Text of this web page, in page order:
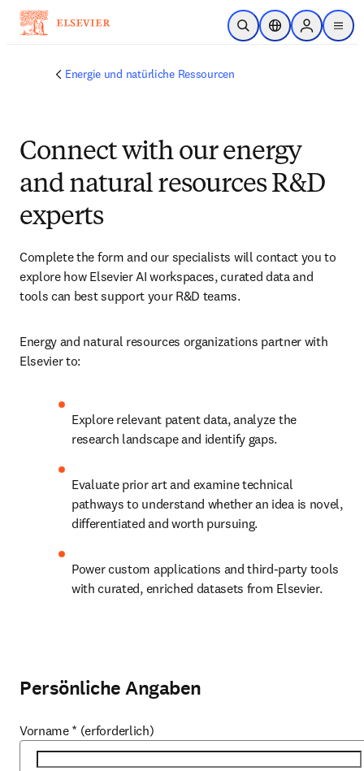
Zum Hauptinhalt wechseln
Suche öffnenStandortauswahl
Sign in to
menu
Energie und natürliche Ressourcen
Connect with our energy
and natural resources R&D
experts
Complete the form and our specialists will contact you to
explore how Elsevier AI workspaces, curated data and
tools can best support your R&D teams.
Energy and natural resources organizations partner with
Elsevier to:
Explore relevant patent data, analyze the
research landscape and identify gaps.
Evaluate prior art and examine technical
pathways to understand whether an idea is novel,
differentiated and worth pursuing.
Power custom applications and third-party tools
with curated, enriched datasets from Elsevier.
Persönliche Angaben
Vorname * (erforderlich)